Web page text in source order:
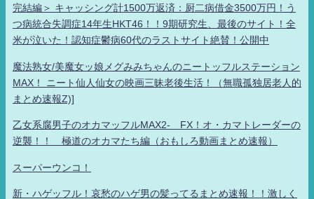
完結編＞ キャッシング計1500万返済：厨二病借金3500万円！う
つ病統合失調症14年生HKT46！！9期研究生、最後のサイト！全
米が泣いた！認知症鬱病60代のラストサイト絶賛！公開中
魔法熟女/美魔女ッ娘メグみみちゃんのニートッフルステーション
MAX！ ニート仙人仙女の映画三昧老後生活！（無職孤独居老人的
まとめ速報Z)]
乙女系腐男子のオカマッフルMAX2- FX！オ・カマトレーダーの
逆襲！！ 極道のオカマたち編（おもしろ動画まとめ速報）
スーパーウンコ！
新・ハゲッフル！哀愁のハゲ男の髪ってるまとめ速報！！激しく